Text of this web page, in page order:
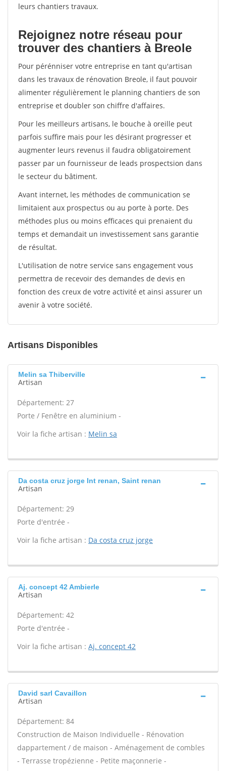
leurs chantiers travaux.
Rejoignez notre réseau pour
trouver des chantiers à Breole
Pour pérénniser votre entreprise en tant qu'artisan
dans les travaux de rénovation Breole, il faut pouvoir
alimenter régulièrement le planning chantiers de son
entreprise et doubler son chiffre d'affaires.
Pour les meilleurs artisans, le bouche à oreille peut
parfois suffire mais pour les désirant progresser et
augmenter leurs revenus il faudra obligatoirement
passer par un fournisseur de leads prospectsion dans
le secteur du bâtiment.
Avant internet, les méthodes de communication se
limitaient aux prospectus ou au porte à porte. Des
méthodes plus ou moins efficaces qui prenaient du
temps et demandait un investissement sans garantie
de résultat.
L'utilisation de notre service sans engagement vous
permettra de recevoir des demandes de devis en
fonction des creux de votre activité et ainsi assurer un
avenir à votre société.
Artisans Disponibles
Melin sa Thiberville
Artisan
Département: 27
Porte / Fenêtre en aluminium -
Voir la fiche artisan : Melin sa
Da costa cruz jorge Int renan, Saint renan
Artisan
Département: 29
Porte d'entrée -
Voir la fiche artisan : Da costa cruz jorge
Aj. concept 42 Ambierle
Artisan
Département: 42
Porte d'entrée -
Voir la fiche artisan : Aj. concept 42
David sarl Cavaillon
Artisan
Département: 84
Construction de Maison Individuelle - Rénovation
dappartement / de maison - Aménagement de combles
- Terrasse tropézienne - Petite maçonnerie -